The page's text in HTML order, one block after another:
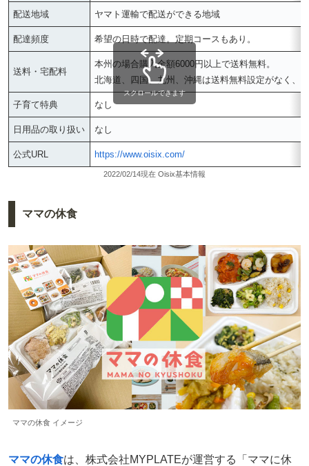
配送地域 ヤマト運輸で配送ができる地域
配達頻度 希望の日時で配達。定期コースもあり。
送料・宅配料
本州の場合購入金額6000円以上で送料無料。
北海道、四国、九州、沖縄は送料無料設定がなく、
子育て特典 なし
日用品の取り扱い なし
公式URL https://www.oisix.com/
スクロールできます
2022/02/14現在 Oisix基本情報
ママの休食
ママの休食 イメージ
ママの休食は、株式会社MYPLATEが運営する「ママに休